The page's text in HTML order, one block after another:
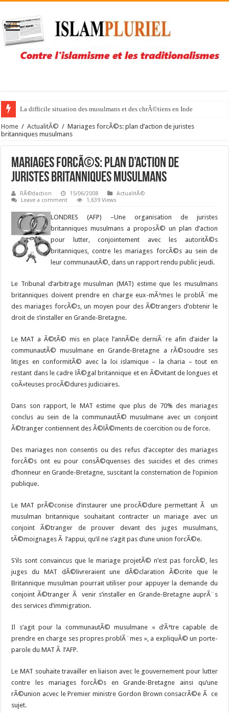
La difficile situation des musulmans et des chrÃ©tiens en Inde
Home / ActualitÃ© / Mariages forcÃ©s: plan d’action de juristes
britanniques musulmans
Mariages forcÃ©s: plan d’action de
juristes britanniques musulmans
RÃ©daction 15/06/2008
ActualitÃ©
Leave a comment
1,639 Views
LONDRES (AFP) –Une organisation de juristes
britanniques musulmans a proposÃ© un plan d’action
pour lutter, conjointement avec les autoritÃ©s
britanniques, contre les mariages forcÃ©s au sein de
leur communautÃ©, dans un rapport rendu public jeudi.
Le Tribunal d’arbitrage musulman (MAT) estime que les musulmans
britanniques doivent prendre en charge eux-mÃªmes le problÃ¨me
des mariages forcÃ©s, un moyen pour des Ã©trangers d’obtenir le
droit de s’installer en Grande-Bretagne.
Le MAT a Ã©tÃ© mis en place l’annÃ©e derniÃ¨re afin d’aider la
communautÃ© musulmane en Grande-Bretagne a rÃ©soudre ses
litiges en conformitÃ© avec la loi islamique – la charia – tout en
restant dans le cadre lÃ©gal britannique et en Ã©vitant de longues et
coÃ»teuses procÃ©dures judiciaires.
Dans son rapport, le MAT estime que plus de 70% des mariages
conclus au sein de la communautÃ© musulmane avec un conjoint
Ã©tranger contiennent des Ã©lÃ©ments de coercition ou de force.
Des mariages non consentis ou des refus d’accepter des mariages
forcÃ©s ont eu pour consÃ©quenses des suicides et des crimes
d’honneur en Grande-Bretagne, suscitant la consternation de l’opinion
publique.
Le MAT prÃ©conise d’instaurer une procÃ©dure permettant Ã un
musulman britannique souhaitant contracter un mariage avec un
conjoint Ã©tranger de prouver devant des juges musulmans,
tÃ©moignages Ã l’appui, qu’il ne s’agit pas d’une union forcÃ©e.
S’ils sont convaincus que le mariage projetÃ© n’est pas forcÃ©, les
juges du MAT dÃ©livreraient une dÃ©claration Ã©crite que le
Britannique musulman pourrait utiliser pour appuyer la demande du
conjoint Ã©tranger Ã venir s’installer en Grande-Bretagne auprÃ¨s
des services d’immigration.
Il s’agit pour la communautÃ© musulmane « d’Ãªtre capable de
prendre en charge ses propres problÃ¨mes », a expliquÃ© un porte-
parole du MAT Ã l’AFP.
Le MAT souhaite travailler en liaison avec le gouvernement pour lutter
contre les mariages forcÃ©s en Grande-Bretagne ainsi qu’une
rÃ©union acvec le Premier ministre Gordon Brown consacrÃ©e Ã ce
sujet.